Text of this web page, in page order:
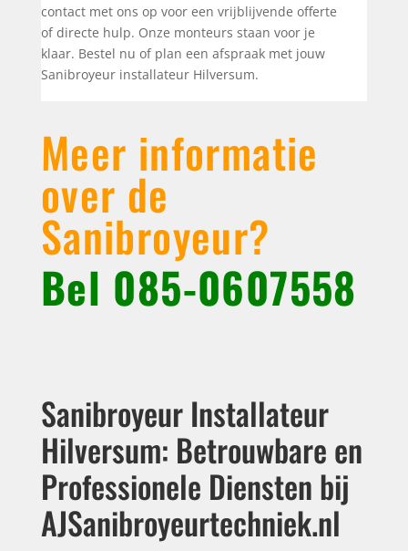
contact met ons op voor een vrijblijvende offerte
of directe hulp. Onze monteurs staan voor je
klaar. Bestel nu of plan een afspraak met jouw
Sanibroyeur installateur Hilversum.
Meer informatie
over de
Sanibroyeur?
Bel 085-0607558
Sanibroyeur Installateur
Hilversum: Betrouwbare en
Professionele Diensten bij
AJSanibroyeurtechniek.nl